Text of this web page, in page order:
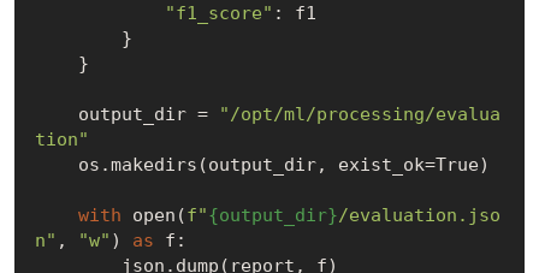
"f1_score" : f1
    output_dir =
"/opt/ml/processing/evalua
tion"
    os.makedirs(output_dir, exist_ok=
True)
with open(f"{output_dir}/evaluation.jso
n" , "w" ) as f: